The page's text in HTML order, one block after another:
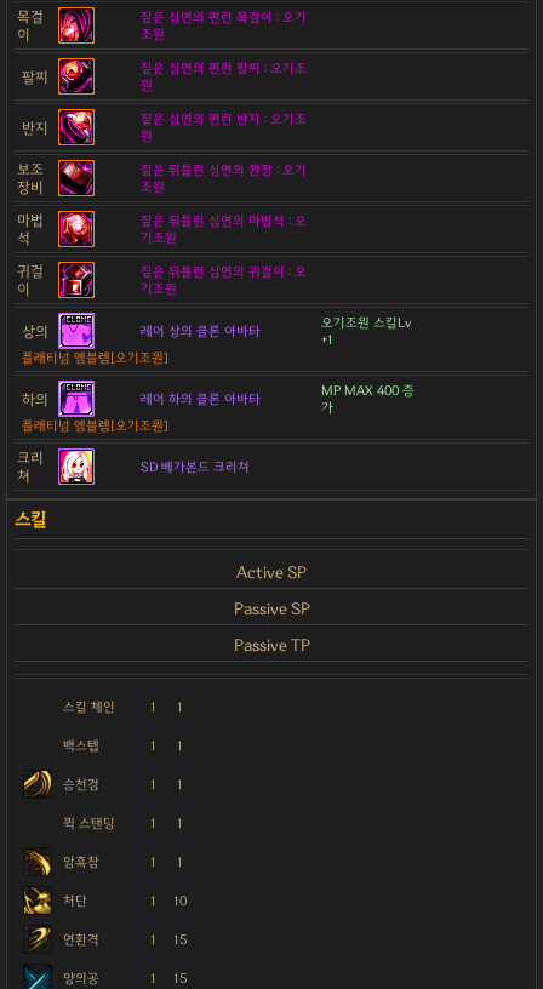
목걸
이
짙은 심연의 편린 목걸이 : 오기
조원
팔찌
짙은 심연의 편린 팔찌 : 오기조
원
반지
짙은 심연의 편린 반지 : 오기조
원
보조
장비
짙은 뒤틀린 심연의 완장 : 오기
조원
마법
석
짙은 뒤틀린 심연의 마법석 : 오
기조원
귀걸
이
짙은 뒤틀린 심연의 귀걸이 : 오
기조원
상의 레어 상의 클론 아바타
오기조원 스킬Lv
+1
플래티넘 엠블렘[오기조원]
하의 레어 하의 클론 아바타
MP MAX 400 증
가
플래티넘 엠블렘[오기조원]
크리
쳐
SD 베가본드 크리쳐
Active SP
Passive SP
Passive TP
스킬 체인 1 1
백스텝 1 1
승천검 1 1
퀵 스탠딩 1 1
암흑참 1 1
처단 1 10
연환격 1 15
양의공 1 15